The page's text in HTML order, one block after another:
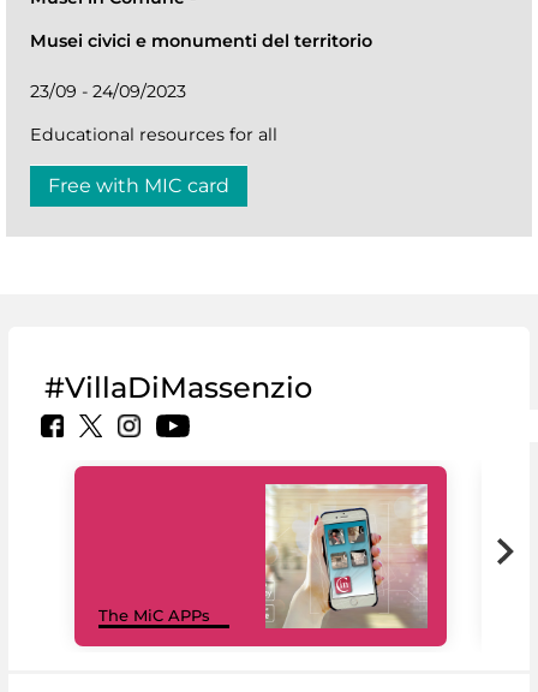
Musei civici e monumenti del territorio
23/09 - 24/09/2023
Educational resources for all
Free with MIC card
#VillaDiMassenzio
The MiC APPs